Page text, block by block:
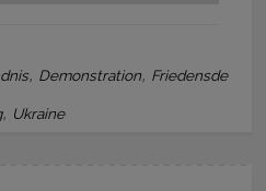
, Demonstration, Friedensde
, Ukraine